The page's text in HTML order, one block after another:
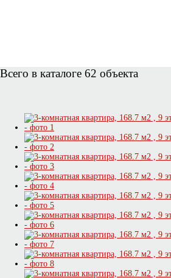
Всего в каталоге 62 объекта